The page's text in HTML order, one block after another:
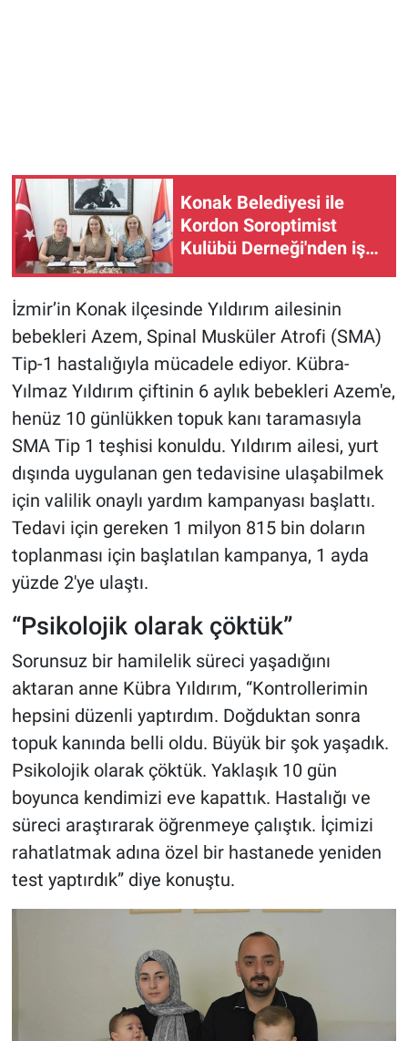
Konak Belediyesi ile
Kordon Soroptimist
Kulübü Derneği'nden iş
İzmir’in Konak ilçesinde Yıldırım ailesinin
bebekleri Azem, Spinal Musküler Atrofi (SMA)
Tip-1 hastalığıyla mücadele ediyor. Kübra-
Yılmaz Yıldırım çiftinin 6 aylık bebekleri Azem'e,
henüz 10 günlükken topuk kanı taramasıyla
SMA Tip 1 teşhisi konuldu. Yıldırım ailesi, yurt
dışında uygulanan gen tedavisine ulaşabilmek
için valilik onaylı yardım kampanyası başlattı.
Tedavi için gereken 1 milyon 815 bin doların
toplanması için başlatılan kampanya, 1 ayda
yüzde 2'ye ulaştı.
“Psikolojik olarak çöktük”
Sorunsuz bir hamilelik süreci yaşadığını
aktaran anne Kübra Yıldırım, “Kontrollerimin
hepsini düzenli yaptırdım. Doğduktan sonra
topuk kanında belli oldu. Büyük bir şok yaşadık.
Psikolojik olarak çöktük. Yaklaşık 10 gün
boyunca kendimizi eve kapattık. Hastalığı ve
süreci araştırarak öğrenmeye çalıştık. İçimizi
rahatlatmak adına özel bir hastanede yeniden
test yaptırdık” diye konuştu.